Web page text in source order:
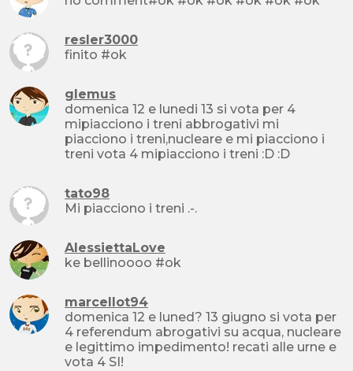
resler3000
finito #ok
glemus
domenica 12 e lunedi 13 si vota per 4
mipiacciono i treni abbrogativi mi
piacciono i treni,nucleare e mi piacciono i
treni vota 4 mipiacciono i treni :D :D
tato98
Mi piacciono i treni .-.
AlessiettaLove
ke bellinoooo #ok
marcellot94
domenica 12 e luned? 13 giugno si vota per
4 referendum abrogativi su acqua, nucleare
e legittimo impedimento! recati alle urne e
vota 4 SI!